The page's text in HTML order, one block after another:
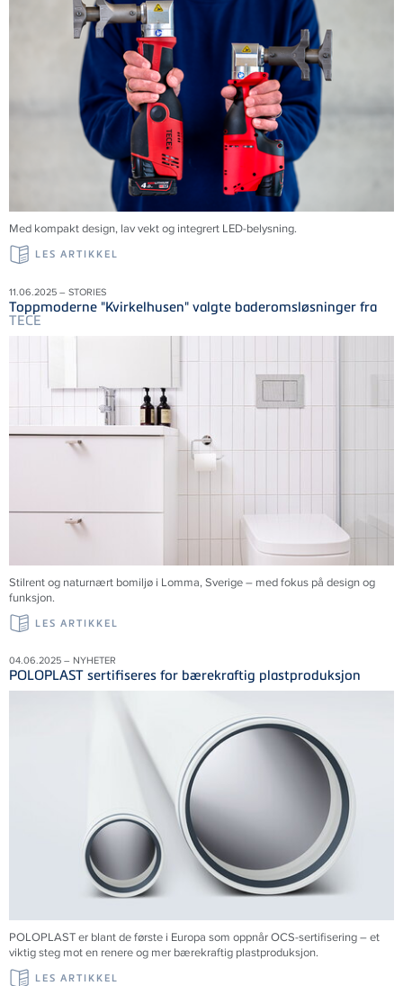
Med kompakt design, lav vekt og integrert LED-belysning.
LES ARTIKKEL
11.06.2025 – STORIES
Toppmoderne "Kvirkelhusen" valgte baderomsløsninger fra
TECE
Stilrent og naturnært bomiljø i Lomma,Sverige– med fokus på design og
funksjon.
LES ARTIKKEL
04.06.2025 – NYHETER
POLOPLAST sertifiseres for bærekraftig plastproduksjon
POLOPLAST er blant de første i Europa som oppnår OCS-sertifisering – et
viktig steg mot en renere og mer bærekraftig plastproduksjon.
LES ARTIKKEL